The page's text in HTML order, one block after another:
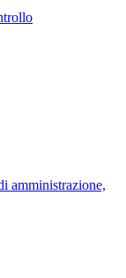
amministrazione,